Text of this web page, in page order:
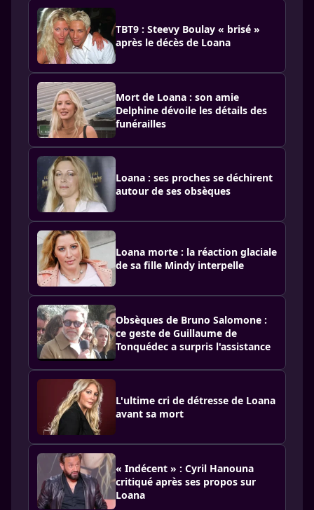
TBT9 : Steevy Boulay « brisé »
après le décès de Loana
Mort de Loana : son amie
Delphine dévoile les détails des
funérailles
Loana : ses proches se déchirent
autour de ses obsèques
Loana morte : la réaction glaciale
de sa fille Mindy interpelle
Obsèques de Bruno Salomone :
ce geste de Guillaume de
Tonquédec a surpris l'assistance
L'ultime cri de détresse de Loana
avant sa mort
« Indécent » : Cyril Hanouna
critiqué après ses propos sur
Loana